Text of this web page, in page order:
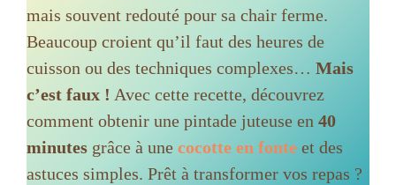
mais souvent redouté pour sa chair ferme.
Beaucoup croient qu’il faut des heures de
cuisson ou des techniques complexes… Mais
c’est faux ! Avec cette recette, découvrez
comment obtenir une pintade juteuse en 40
minutes grâce à une cocotte en fonte et des
astuces simples. Prêt à transformer vos repas ?